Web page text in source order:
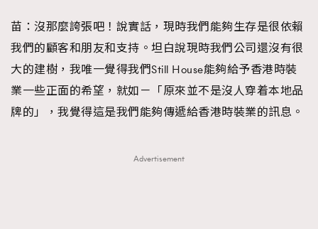
苗：沒那麼誇張吧！說實話，現時我們能夠生存是很依賴
我們的顧客和朋友和支持。坦白說現時我們公司還沒有很
大的建樹，我唯一覺得我們Still House能夠給予香港時裝
業一些正面的希望，就如－「原來並不是沒人穿着本地品
牌的」，我覺得這是我們能夠傳遞給香港時裝業的訊息。
Advertisement